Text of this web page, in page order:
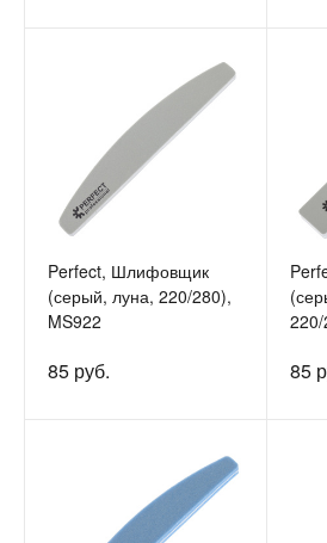
Perfect, Шлифовщик
(серый, луна, 220/280),
MS922
85 руб. 85